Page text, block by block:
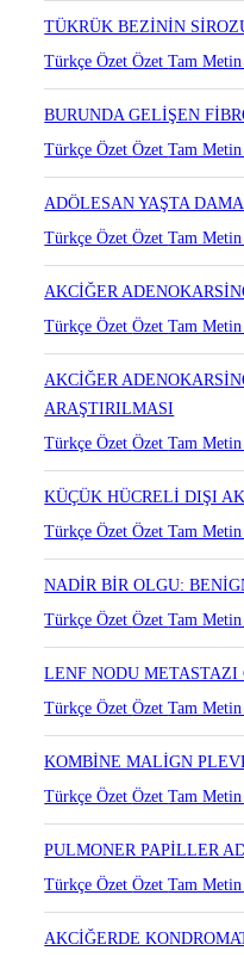
Türkçe ÖzetÖzetTam
TÜKRÜK BEZİNİN
Türkçe ÖzetÖzetTam
BURUNDA GELİŞEN
Türkçe ÖzetÖzetTam
ADÖLESAN YAŞTA
Türkçe ÖzetÖzetTam
AKCİĞER
Türkçe ÖzetÖzetTam
AKCİĞER
ARAŞTIRILMASI
Türkçe ÖzetÖzetTam
KÜÇÜK HÜCRELİ DIŞI
Türkçe ÖzetÖzetTam
NADİR BİR OLGU:
Türkçe ÖzetÖzetTam
LENF NODU METASTAZI
Türkçe ÖzetÖzetTam
KOMBİNE MALİGN
Türkçe ÖzetÖzetTam
PULMONER PAPİLLER
Türkçe ÖzetÖzetTam